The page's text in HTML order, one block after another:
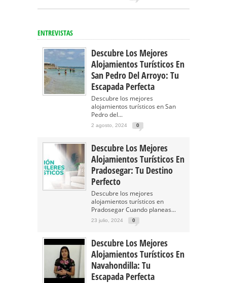
ENTREVISTAS
Descubre Los Mejores
Alojamientos Turísticos En
San Pedro Del Arroyo: Tu
Escapada Perfecta
Descubre los mejores
alojamientos turísticos en San
Pedro del...
2 agosto, 2024 0
Descubre Los Mejores
Alojamientos Turísticos En
Pradosegar: Tu Destino
Perfecto
Descubre los mejores
alojamientos turísticos en
Pradosegar Cuando planeas...
23 julio, 2024 0
Descubre Los Mejores
Alojamientos Turísticos En
Navahondilla: Tu
Escapada Perfecta